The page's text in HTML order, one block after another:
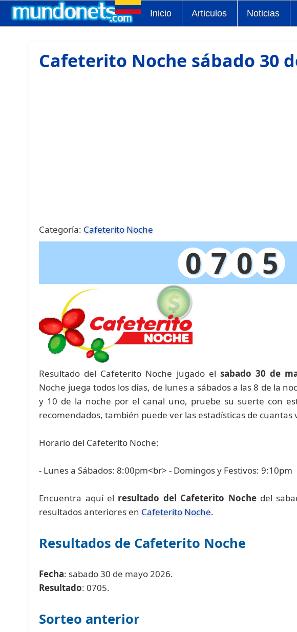
Inicio Articulos Noticias
Cafeterito Noche sábado 30
Categoría: Cafeterito Noche
0 7 0 5
Resultado del Cafeterito Noche jugado el sabado 30 de
Noche juega todos los días, de lunes a sábados a las 8 de la
y 10 de la noche por el canal uno, pruebe su suerte con
recomendados, también puede ver las estadísticas de cuantas
Horario del Cafeterito Noche:
- Lunes a Sábados: 8:00pm<br> - Domingos y Festivos: 9:10pm
Encuentra aquí el resultado del Cafeterito Nochedel
resultados anteriores en Cafeterito Noche.
Resultados de Cafeterito Noche
Fecha: sabado 30 de mayo 2026.
Resultado: 0705.
Sorteo anterior